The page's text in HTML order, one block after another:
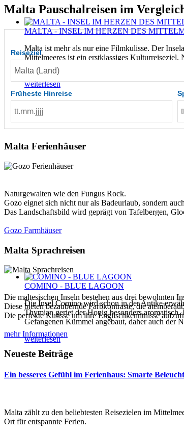
MALTA - INSEL IM HERZEN DES
Malta ist mehr als nur eine Filmkulisse. Der
Mittelmeeres ist ein erstklassiges Kulturreiseziel.
die Spuren der Geschichte eines Landes so weit
weiterlesen
COMINO - BLUE LAGOON
Die Insel Comino wird schon in der Antike
Thymian geriet der Honig besonders
Gefangenen Kümmel angebaut, daher auch der
weiterlesen
Malta Pauschalreisen im
Reiseziel
Früheste Hinreise
Malta Ferienhäuser
Naturgewalten wie den Fungus Rock.
Gozo eignet sich nicht nur als Badeurlaub, sondern
Das Landschaftsbild wird geprägt von Tafelbergen,
Gozo Farmhäuser
Malta Sprachreisen
Die maltesischen Inseln bestehen aus drei bewohnten
Diese bieten bezaubernde Farbkontraste, die
Die perfekte Kulisse um ihre Englischkenntnisse
mehr Informationen
Neueste Beiträge
Ein besseres Gefühl im Ferienhaus: Smarte
Malta zählt zu den beliebtesten Reisezielen im
Ort für entspannte Ferien.